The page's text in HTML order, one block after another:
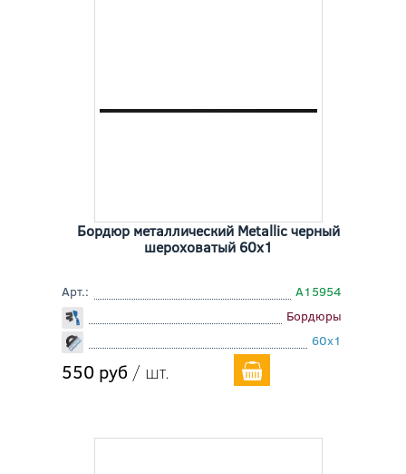
Бордюр металлический Metallic черный
шероховатый 60x1
Арт.:
A15954
Бордюры
60x1
550 руб / шт.